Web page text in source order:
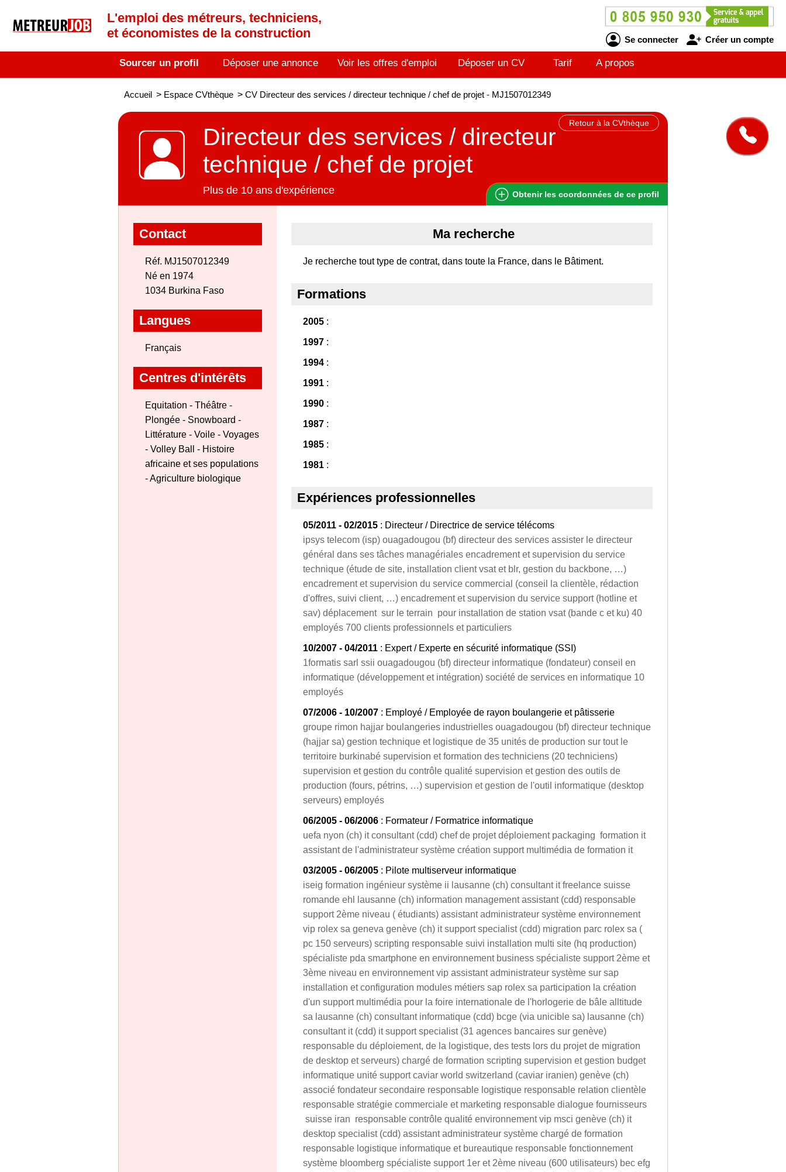
L'emploi des métreurs, techniciens,
et économistes de la construction
Se connecter Créer un compte
Sourcer un profil Déposer une annonce Voir les offres d'emploi Déposer un CV Tarif A propos
Accueil > Espace CVthèque > CV Directeur des services / directeur technique / chef de projet - MJ1507012349
Retour à la CVthèque
Directeur des services / directeur
technique / chef de projet
Plus de 10 ans d'expérience Obtenir les coordonnées de ce profil
Contact
Réf. MJ1507012349
Né en 1974
1034 Burkina Faso
Langues
Français
Centres d'intérêts
Equitation - Théâtre -
Plongée - Snowboard -
Littérature - Voile - Voyages
- Volley Ball - Histoire
africaine et ses populations
- Agriculture biologique
Ma recherche
Je recherche tout type de contrat, dans toute la France, dans le Bâtiment.
Formations
2005 :
1997 :
1994 :
1991 :
1990 :
1987 :
1985 :
1981 :
Expériences professionnelles
05/2011 - 02/2015 : Directeur / Directrice de service télécoms
ipsys telecom (isp) ouagadougou (bf) directeur des services assister le directeur
général dans ses tâches managériales encadrement et supervision du service
technique (étude de site, installation client vsat et blr, gestion du backbone, …)
encadrement et supervision du service commercial (conseil la clientèle, rédaction
d'offres, suivi client, …) encadrement et supervision du service support (hotline et
sav) déplacement sur le terrain pour installation de station vsat (bande c et ku) 40
employés 700 clients professionnels et particuliers
10/2007 - 04/2011 : Expert / Experte en sécurité informatique (SSI)
1formatis sarl ssii ouagadougou (bf) directeur informatique (fondateur) conseil en
informatique (développement et intégration) société de services en informatique 10
employés
07/2006 - 10/2007 : Employé / Employée de rayon boulangerie et pâtisserie
groupe rimon hajjar boulangeries industrielles ouagadougou (bf) directeur technique
(hajjar sa) gestion technique et logistique de 35 unités de production sur tout le
territoire burkinabé supervision et formation des techniciens (20 techniciens)
supervision et gestion du contrôle qualité supervision et gestion des outils de
production (fours, pétrins, …) supervision et gestion de l'outil informatique (desktop
serveurs) employés
06/2005 - 06/2006 : Formateur / Formatrice informatique
uefa nyon (ch) it consultant (cdd) chef de projet déploiement packaging formation it
assistant de l'administrateur système création support multimédia de formation it
03/2005 - 06/2005 : Pilote multiserveur informatique
iseig formation ingénieur système ii lausanne (ch) consultant it freelance suisse
romande ehl lausanne (ch) information management assistant (cdd) responsable
support 2ème niveau ( étudiants) assistant administrateur système environnement
vip rolex sa geneva genève (ch) it support specialist (cdd) migration parc rolex sa (
pc 150 serveurs) scripting responsable suivi installation multi site (hq production)
spécialiste pda smartphone en environnement business spécialiste support 2ème et
3ème niveau en environnement vip assistant administrateur système sur sap
installation et configuration modules métiers sap rolex sa participation la création
d'un support multimédia pour la foire internationale de l'horlogerie de bâle alltitude
sa lausanne (ch) consultant informatique (cdd) bcge (via unicible sa) lausanne (ch)
consultant it (cdd) it support specialist (31 agences bancaires sur genève)
responsable du déploiement, de la logistique, des tests lors du projet de migration
de desktop et serveurs) chargé de formation scripting supervision et gestion budget
informatique unité support caviar world switzerland (caviar iranien) genève (ch)
associé fondateur secondaire responsable logistique responsable relation clientèle
responsable stratégie commerciale et marketing responsable dialogue fournisseurs
suisse iran responsable contrôle qualité environnement vip msci genève (ch) it
desktop specialist (cdd) assistant administrateur système chargé de formation
responsable logistique informatique et bureautique responsable fonctionnement
système bloomberg spécialiste support 1er et 2ème niveau (600 utilisateurs) bec efg